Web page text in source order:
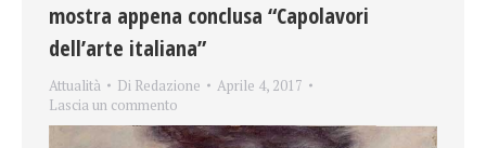
mostra appena conclusa “Capolavori
dell’arte italiana”
Attualità Di Redazione
Aprile 4, 2017
Lascia un commento